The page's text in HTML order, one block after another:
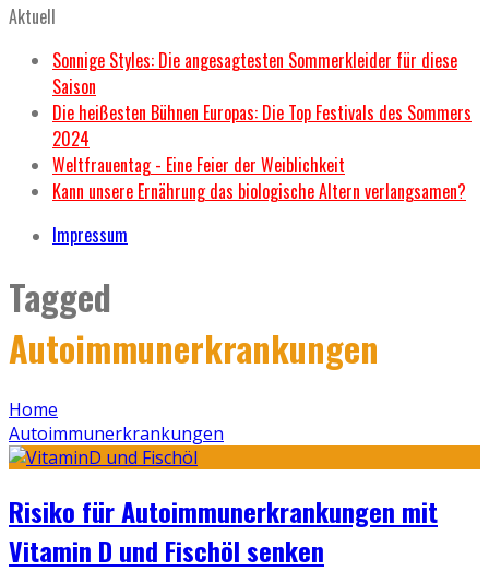
Aktuell
Sonnige Styles: Die angesagtesten Sommerkleider für diese
Saison
Die heißesten Bühnen Europas: Die Top Festivals des Sommers
2024
Weltfrauentag - Eine Feier der Weiblichkeit
Kann unsere Ernährung das biologische Altern verlangsamen?
Impressum
Tagged
Autoimmunerkrankungen
Home
Autoimmunerkrankungen
Risiko für Autoimmunerkrankungen mit
Vitamin D und Fischöl senken